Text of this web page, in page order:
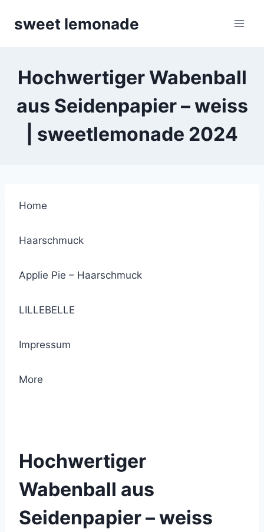
sweet lemonade
Hochwertiger Wabenball
aus Seidenpapier – weiss
| sweetlemonade 2024
Home
Haarschmuck
Applie Pie – Haarschmuck
LILLEBELLE
Impressum
More
Hochwertiger
Wabenball aus
Seidenpapier – weiss